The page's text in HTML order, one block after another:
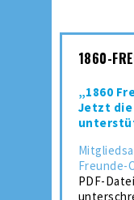
1860-
„1860
Jetzt
Freunde-
PDF-